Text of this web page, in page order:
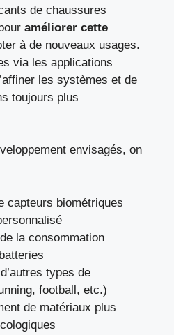
de chaussures
améliorer cette
à de nouveaux usages.
via les applications
les systèmes et de
toujours plus
envisagés, on
capteurs biométriques
la consommation
types de
football, etc.)
de matériaux plus